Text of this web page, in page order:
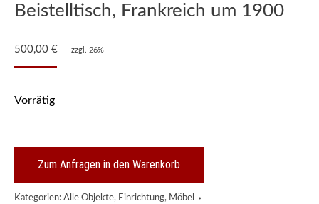
Beistelltisch, Frankreich um 1900
500,00 € --- zzgl. 26%
Vorrätig
Zum Anfragen in den Warenkorb
Kategorien: Alle Objekte, Einrichtung, Möbel